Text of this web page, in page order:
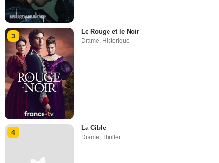
3
Le Rouge et le Noir
Drame, Historique
4
La Cible
Drame,Thriller